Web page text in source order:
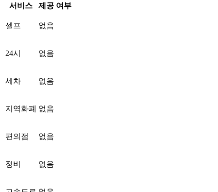
서비스 제공 여부
셀프 없음
24시 없음
세차 없음
지역화폐 없음
편의점 없음
정비 없음